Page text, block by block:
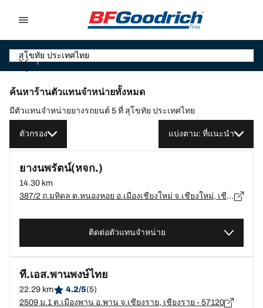
ค้นหาร้านตัวแทนจำหน่ายทั้งหมด
มีตัวแทนจำหน่ายยางรถยนต์ 5 ที่ สุโขทัย ประเทศไทย
ตัวกรอง แบ่งตาม: ที่แนะนำ
ยางนพรัตน์(หจก.)
14.30 km
387/2 ถ.มหิดล ต.หนองหอย อ.เมืองเชียงใหม่ จ.เชียงใหม่, เชียงใหม่ - 50000
ติดต่อตัวแทนจำหน่าย
ที.เอส.พานพงษ์ไทย
22.29 km 4.2/5(5)
2509 ม.1 ต.เมืองพาน อ.พาน จ.เชียงราย, เชียงราย - 57120